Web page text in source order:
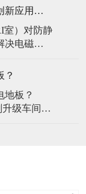
防护方
ATEX认
防静电地板在医疗影像中心的创新应用方案
室）对防静
决电磁干
所未有
（
？
地板？
级车间地
综合考
地板科